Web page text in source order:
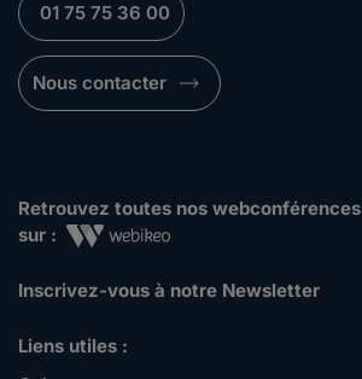
01 75 75 36 00
Nous contacter
Retrouvez toutes nos webconférences
sur :
Inscrivez-vous à notre Newsletter
Liens utiles :